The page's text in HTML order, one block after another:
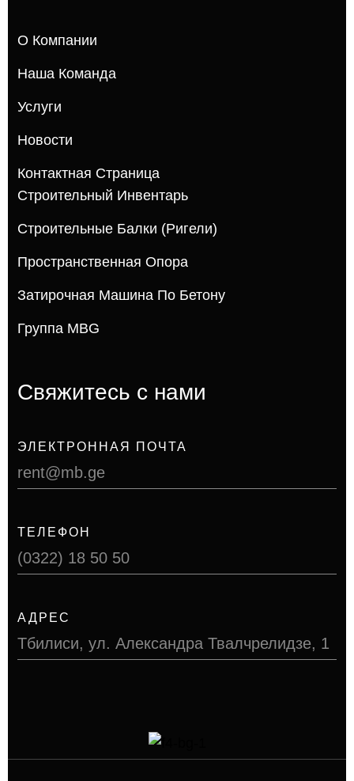
О Компании
Наша Команда
Услуги
Новости
Контактная Страница
Строительный Инвентарь
Строительные Балки (ригели)
Пространственная Опора
Затирочная Машина По Бетону
Группа MBG
Свяжитесь с нами
ЭЛЕКТРОННАЯ ПОЧТА
rent@mb.ge
ТЕЛЕФОН
(0322) 18 50 50
АДРЕС
Тбилиси, ул. Александра Твалчрелидзе, 1